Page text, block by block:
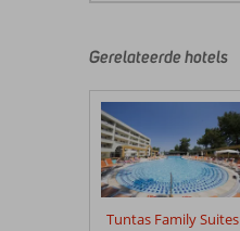
door
klanten
geschreven
na
hun
verblijf
Gerelateerde hotels
Tuntas Family Suites